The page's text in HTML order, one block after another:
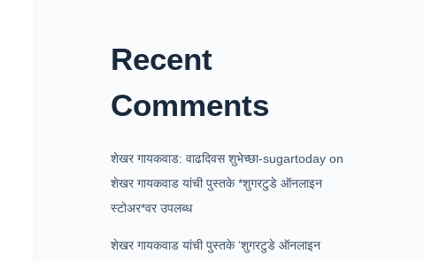
Recent
Comments
शेखर गायकवाड: वाढदिवस शुभेच्छा-sugartoday on
शेखर गायकवाड यांची पुस्तके *शुगरटुडे ऑनलाइन
स्टोअर*वर उपलब्ध
शेखर गायकवाड यांची पुस्तके ‘शुगरटुडे ऑनलाइन